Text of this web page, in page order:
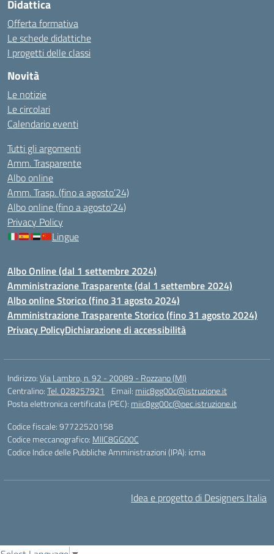
Didattica
Offerta formativa
Le schede didattiche
I progetti delle classi
Novità
Le notizie
Le circolari
Calendario eventi
Tutti gli argomenti
Amm. Trasparente
Albo online
Amm. Trasp. (fino a agosto’24)
Albo online (fino a agosto’24)
Privacy Policy
Lingue
Albo Online (dal 1 settembre 2024)
Amministrazione Trasparente (dal 1 settembre 2024)
Albo online Storico (fino 31 agosto 2024)
Amministrazione Trasparente Storico (fino 31 agosto 2024)
Privacy PolicyDichiarazione di accessibilità
Indirizzo:Via Lambro, n. 92 - 20089 - Rozzano (MI)
Centralino:Tel. 028257921 Email: miic8gg00c@istruzione.it
Posta elettronica certificata (PEC): miic8gg00c@pec.istruzione.it
Codice fiscale: 97722520158
Codice meccanografico: MIIC8GG00C
Codice Indice delle Pubbliche Amministrazioni (IPA): icma
Idea e progetto di Designers Italia